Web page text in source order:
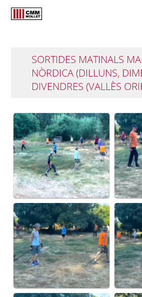
SORTIDES MATINALS
NÒRDICA (DILLUNS,
DIVENDRES (VALLÈS